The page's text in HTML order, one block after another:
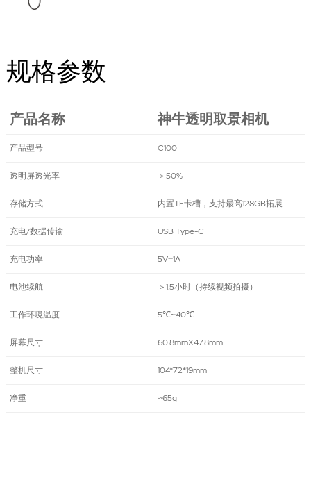
规格参数
产品名称 神牛透明取景相机
产品型号 C100
透明屏透光率 ＞50%
存储方式 内置TF卡槽，支持最高128GB拓展
充电/数据传输 USB Type-C
充电功率 5V⎓1A
电池续航 ＞1.5小时（持续视频拍摄）
工作环境温度 5℃~40℃
屏幕尺寸 60.8mmX47.8mm
整机尺寸 104*72*19mm
净重 ≈65g